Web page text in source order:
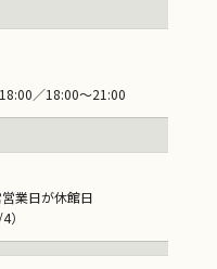
／18:00～21:00
業日が休館日